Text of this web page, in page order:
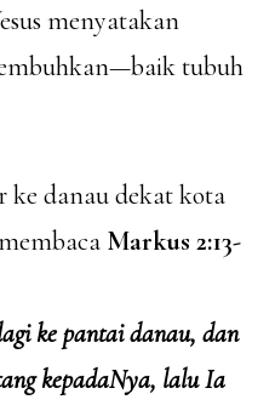
menyatakan
tubuh
ke danau dekat kota
Markus 2:13-
ke pantai danau, dan
kepadaNya, lalu Ia